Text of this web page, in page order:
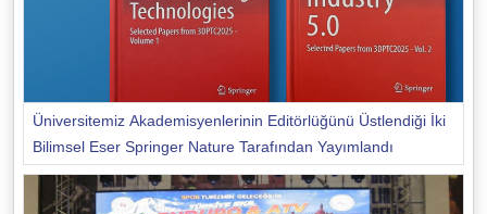
Üniversitemiz Akademisyenlerinin Editörlüğünü Üstlendiği İki
Bilimsel Eser Springer Nature Tarafından Yayımlandı